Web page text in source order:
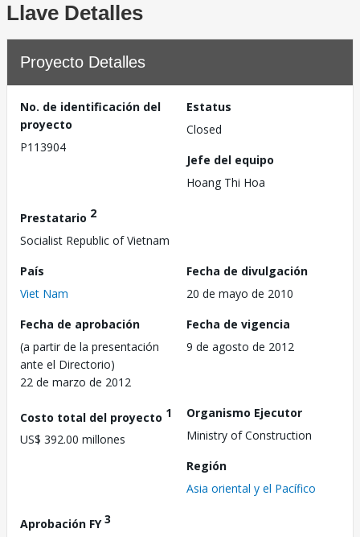
Llave Detalles
Proyecto Detalles
No. de identificación del
proyecto
P113904
Estatus
Closed
Jefe del equipo
Hoang Thi Hoa
Prestatario 2
Socialist Republic of Vietnam
País
Viet Nam
Fecha de divulgación
20 de mayo de 2010
Fecha de aprobación
(a partir de la presentación
ante el Directorio)
22 de marzo de 2012
Fecha de vigencia
9 de agosto de 2012
Costo total del proyecto 1
US$ 392.00 millones
Organismo Ejecutor
Ministry of Construction
Región
Asia oriental y el Pacífico
Aprobación FY3